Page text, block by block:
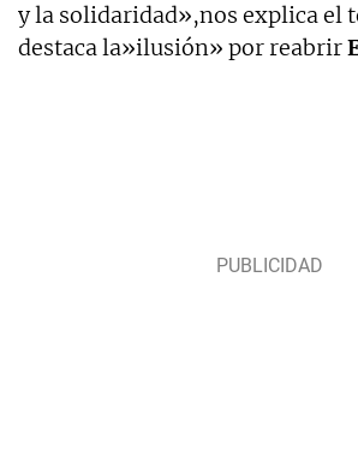
y la solidaridad»,nos explica el
destaca la»ilusión» por reabrir